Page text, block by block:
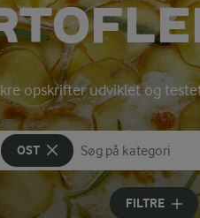
opskrifter udviklet og
OST
Søg på kategori
Indtast søgeord for
FILTRE